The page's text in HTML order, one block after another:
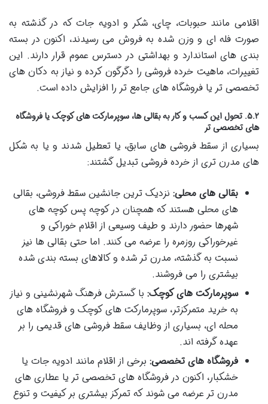
اقلامی مانند حبوبات، چای، شکر و ادویه جات که در گذشته به
صورت فله ای و وزن شده به فروش می رسیدند، اکنون در بسته
بندی های استاندارد و بهداشتی در دسترس عموم قرار دارند. این
تغییرات، ماهیت خرده فروشی را دگرگون کرده و نیاز به دکان های
تخصصی تر یا فروشگاه های جامع تر را افزایش داده است.
۵.۲. تحول این کسب و کار به بقالی ها، سوپرمارکت های کوچک یا فروشگاه
های تخصصی تر
بسیاری از سقط فروشی های سابق، یا تعطیل شدند و یا به شکل
های مدرن تری از خرده فروشی تبدیل گشتند:
بقالی های محلی: نزدیک ترین جانشین سقط فروشی، بقالی
های محلی هستند که همچنان در کوچه پس کوچه های
شهرها حضور دارند و طیف وسیعی از اقلام خوراکی و
غیرخوراکی روزمره را عرضه می کنند. اما حتی بقالی ها نیز
نسبت به گذشته، مدرن تر شده و کالاهای بسته بندی شده
بیشتری را می فروشند.
سوپرمارکت های کوچک: با گسترش فرهنگ شهرنشینی و نیاز
به خرید متمرکزتر، سوپرمارکت های کوچک و فروشگاه های
محله ای، بسیاری از وظایف سقط فروشی های قدیمی را بر
عهده گرفته اند.
فروشگاه های تخصصی: برخی از اقلام مانند ادویه جات یا
خشکبار، اکنون در فروشگاه های تخصصی تر یا عطاری های
مدرن تر عرضه می شوند که تمرکز بیشتری بر کیفیت و تنوع